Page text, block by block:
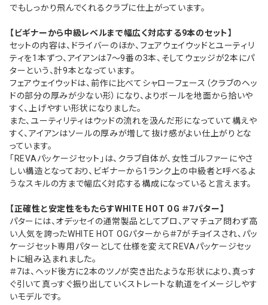
でもしっかり飛んでくれるクラブに仕上がっています。
【ビギナーから中級レベルまで幅広く対応する9本のセット】
セットの内容は、ドライバーのほか、フェアウェイウッドとユーティリ
ティを1本ずつ、アイアンは7～9番の3本、そしてウェッジが2本にパ
ターという、計9本となっています。
フェアウェイウッドは、前作に比べてシャローフェース（クラブのヘッ
ドの部分の厚みが少ない形）になり、よりボールを地面から拾いや
すく、上げやすい形状になりました。
また、ユーティリティはウッドの流れを汲んだ形になっていて構えや
すく、アイアンはソールの厚みが増して抜け感がよい仕上がりとな
っています。
「REVAパッケージセット」は、クラブ自体が、女性ゴルファーにやさ
しい構造となっており、ビギナーから1ランク上の中級者と呼べるよ
うなスキルの方まで幅広く対応する構成になっていると言えます。
【正確性と安定性をもたらすWHITE HOT OG ＃7パター】
パターには、オデッセイの通常製品としてプロ、アマチュア問わず高
い人気を誇ったWHITE HOT OGパターから＃7がチョイスされ、パッ
ケージセット専用パターとして仕様を変えてREVAパッケージセッ
トに組み込まれました。
＃7は、ヘッド後方に2本のツノが突き出たような形状により、真っす
ぐ引いて真っすぐ振り出していくストレートな軌道をイメージしやす
いモデルです。